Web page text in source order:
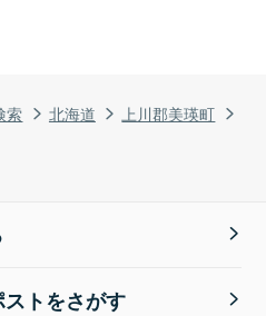
索 北海道
上川郡美瑛町
トをさがす